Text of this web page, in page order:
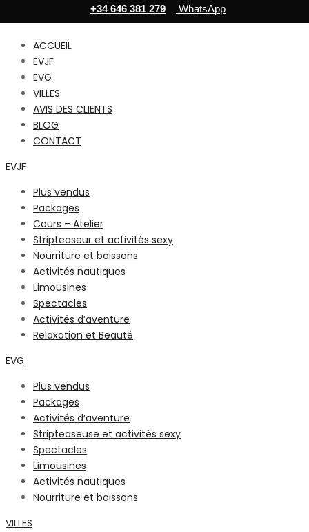
ACCUEIL
EVJF
EVG
VILLES
AVIS DES CLIENTS
BLOG
CONTACT
EVJF
Plus vendus
Packages
Cours – Atelier
Stripteaseur et activités sexy
Nourriture et boissons
Activités nautiques
Limousines
Spectacles
Activités d’aventure
Relaxation et Beauté
EVG
Plus vendus
Packages
Activités d’aventure
Stripteaseuse et activités sexy
Spectacles
Limousines
Activités nautiques
Nourriture et boissons
VILLES
+34 646 381 279 WhatsApp